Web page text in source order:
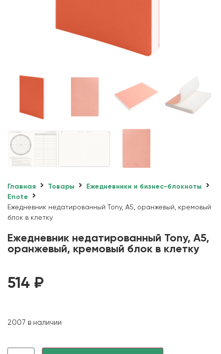
Главная Товары
Ежедневники и бизнес-блокноты
Enote
Ежедневник недатированный Tony, А5, оранжевый, кремовый
блок в клетку
Ежедневник недатированный Tony, А5,
оранжевый, кремовый блок в клетку
514 ₽
2007 в наличии